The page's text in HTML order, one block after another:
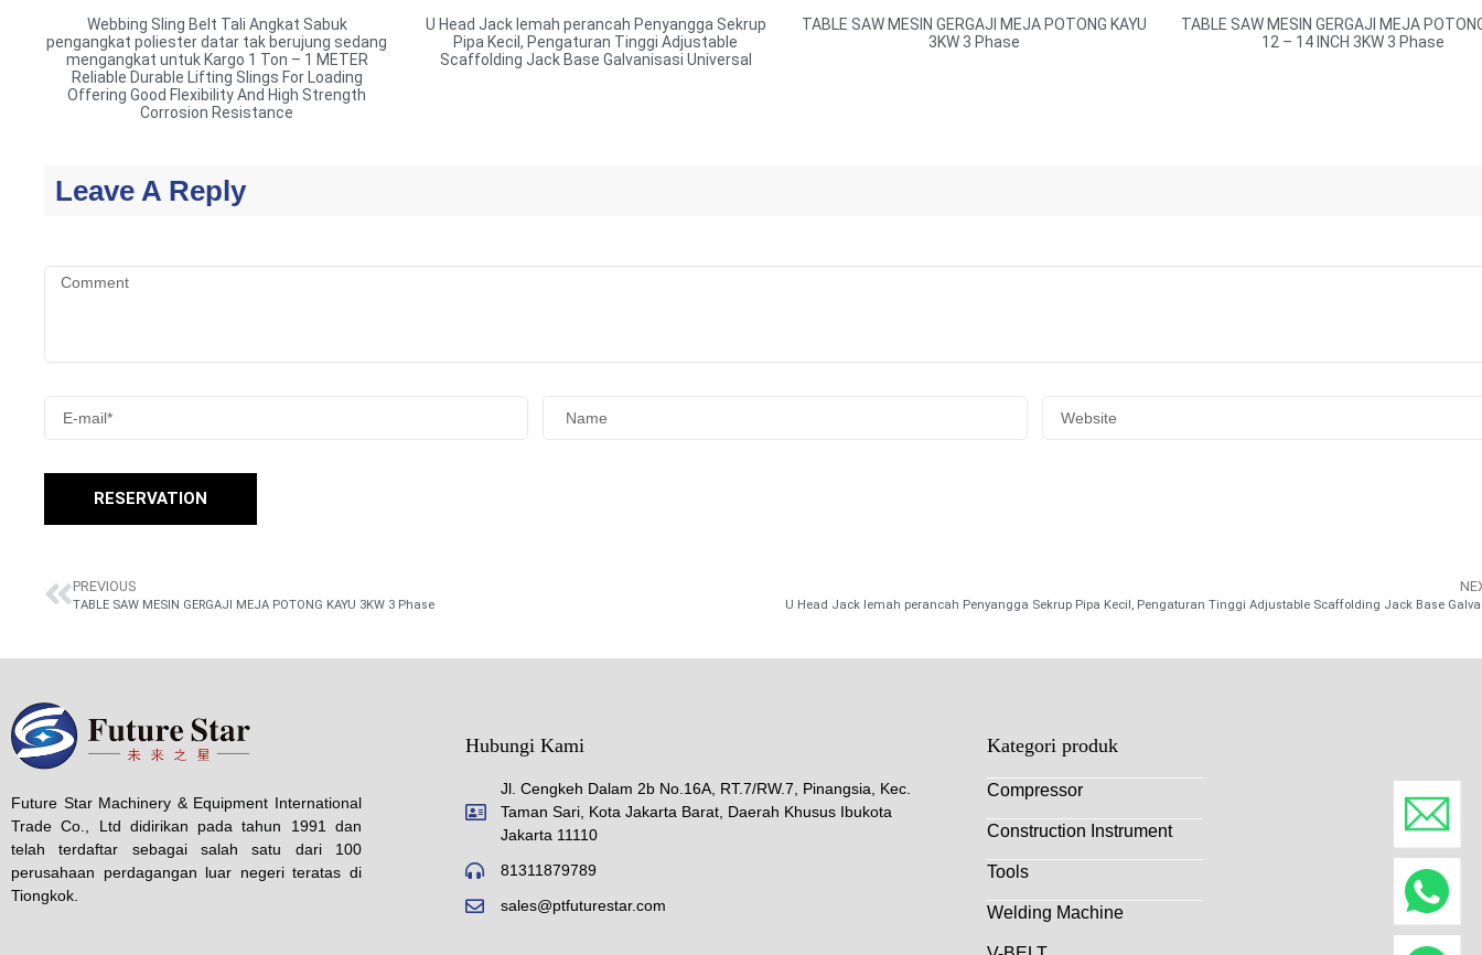
Webbing Sling Belt Tali Angkat Sabuk
pengangkat poliester datar tak berujung sedang
mengangkat untuk Kargo 1 Ton – 1 METER
Reliable Durable Lifting Slings For Loading
Offering Good Flexibility And High Strength
Corrosion Resistance
U Head Jack lemah perancah Penyangga Sekrup
Pipa Kecil, Pengaturan Tinggi Adjustable
Scaffolding Jack Base Galvanisasi Universal
TABLE SAW MESIN GERGAJI MEJA POTONG KAYU
3KW 3 Phase
TABLE SAW MESIN GERGAJI MEJA
12 – 14 INCH 3KW 3 Phase
Leave A Reply
RESERVATION
PREVIOUS
TABLE SAW MESIN GERGAJI MEJA POTONG KAYU 3KW 3 Phase
Future Star Machinery & Equipment International
Trade Co., Ltd didirikan pada tahun 1991 dan
telah terdaftar sebagai salah satu dari 100
perusahaan perdagangan luar negeri teratas di
Tiongkok.
Hubungi Kami
Jl. Cengkeh Dalam 2b No.16A, RT.7/RW.7, Pinangsia, Kec.
Taman Sari, Kota Jakarta Barat, Daerah Khusus Ibukota
Jakarta 11110
81311879789
sales@ptfuturestar.com
Kategori produk
Compressor
Construction Instrument
Tools
Welding Machine